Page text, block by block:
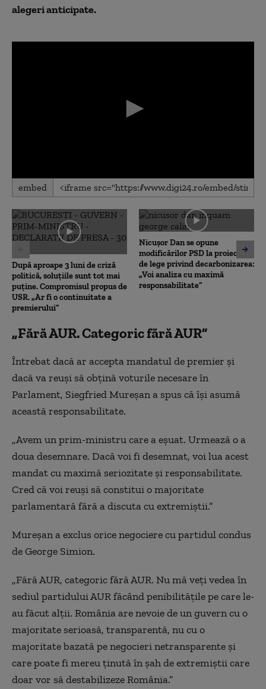
alegeri anticipate.
0
seconds
0
seconds
embed
După aproape 3 luni de criză
politică, soluțiile sunt tot mai
puține. Compromisul propus de
USR. „Ar fi o continuitate a
premierului”
Nicușor Dan se opune
modificărilor PSD la proiectul
de lege privind decarbonizarea:
„Voi analiza cu maximă
responsabilitate”
„Fără AUR. Categoric fără AUR”
Întrebat dacă ar accepta mandatul de premier și
dacă va reuși să obțină voturile necesare în
Parlament, Siegfried Mureșan a spus că își asumă
această responsabilitate.
„Avem un prim-ministru care a eșuat. Urmează o a
doua desemnare. Dacă voi fi desemnat, voi lua acest
mandat cu maximă seriozitate și responsabilitate.
Cred că voi reuși să constitui o majoritate
parlamentară fără a discuta cu extremiștii.”
Mureșan a exclus orice negociere cu partidul condus
de George Simion.
„Fără AUR, categoric fără AUR. Nu mă veți vedea în
sediul partidului AUR făcând penibilitățile pe care le-
au făcut alții. România are nevoie de un guvern cu o
majoritate serioasă, transparentă, nu cu o
majoritate bazată pe negocieri netransparente și
care poate fi mereu ținută în șah de extremiștii care
doar vor să destabilizeze România.”